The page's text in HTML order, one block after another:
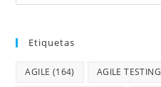
Etiquetas
AGILE (164) AGILE TESTING